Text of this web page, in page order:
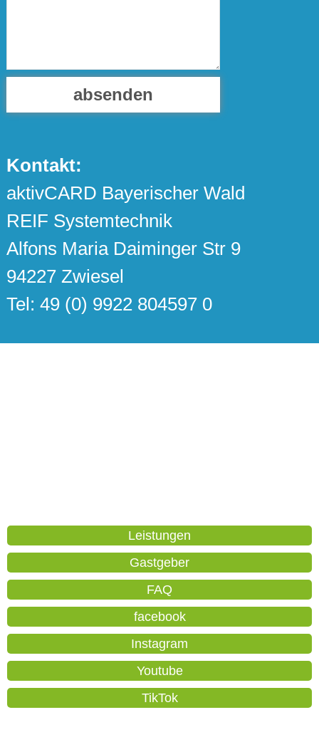
absenden
Kontakt:
aktivCARD Bayerischer Wald
REIF Systemtechnik
Alfons Maria Daiminger Str 9
94227 Zwiesel
Tel: 49 (0) 9922 804597 0
Leistungen
Gastgeber
FAQ
facebook
Instagram
Youtube
TikTok